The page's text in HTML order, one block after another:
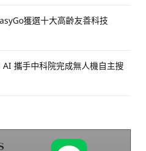
獲選十大高齡友善科技
攜手中科院完成無人機自主搜